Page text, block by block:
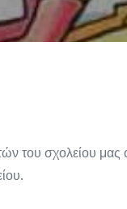
του σχολείου μας